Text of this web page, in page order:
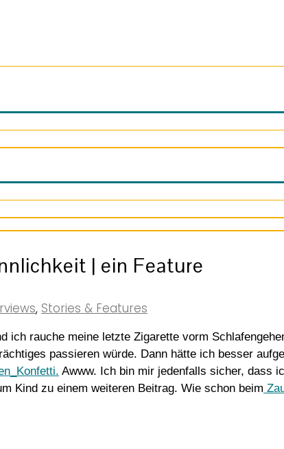
| ein Feature
, Stories & Features
ich rauche meine letzte Zigarette vorm
passieren würde. Dann hätte ich besser
Awww. Ich bin mir jedenfalls sicher, dass
Kind zu einem weiteren Beitrag. Wie schon beim